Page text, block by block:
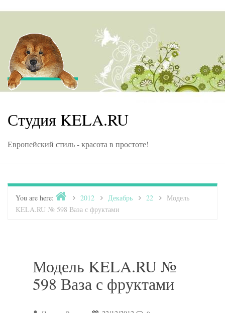
Студия KELA.RU
Европейский стиль - красота в простоте!
You are here: Home2012 Декабрь 22
Модель
KELA.RU № 598 Ваза с фруктами
Модель KELA.RU №
598 Ваза с фруктами